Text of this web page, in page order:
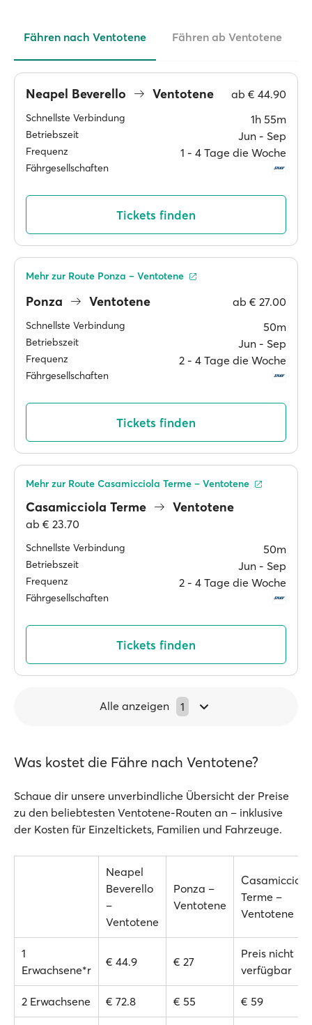
Fähren nach Ventotene Fähren ab Ventotene
Neapel Beverello Ventotene ab € 44.90
Schnellste Verbindung 1h 55m
Betriebszeit Jun ‐ Sep
Frequenz 1 ‐ 4 Tage die Woche
Fährgesellschaften
Tickets finden
Ponza Ventotene ab € 27.00
Schnellste Verbindung 50m
Betriebszeit Jun ‐ Sep
Frequenz 2 ‐ 4 Tage die Woche
Fährgesellschaften
Mehr zur Route Ponza – Ventotene
Tickets finden
Casamicciola Terme Ventotene
ab € 23.70
Schnellste Verbindung 50m
Betriebszeit Jun ‐ Sep
Frequenz 2 ‐ 4 Tage die Woche
Fährgesellschaften
Mehr zur Route Casamicciola Terme – Ventotene
Tickets finden
Alle anzeigen 1
Was kostet die Fähre nach Ventotene?
Schaue dir unsere unverbindliche Übersicht der Preise
zu den beliebtesten Ventotene-Routen an – inklusive
der Kosten für Einzeltickets, Familien und Fahrzeuge.
Neapel
Beverello
–
Ventotene
Ponza –
Ventotene
Casamicciola
Terme –
Ventotene
1
Erwachsene*r
€ 44.9 € 27
Preis nicht
verfügbar
2 Erwachsene € 72.8 € 55 € 59